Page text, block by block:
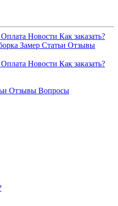
Оплата Новости Как заказать?
Замер Статьи Отзывы
Оплата Новости Как заказать?
Отзывы Вопросы